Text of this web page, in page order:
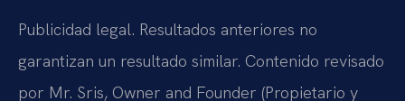
Publicidad legal. Resultados anteriores no
garantizan un resultado similar. Contenido revisado
por Mr. Sris, Owner and Founder (Propietario y